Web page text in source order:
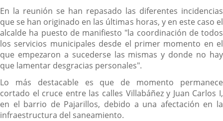
En la reunión se han repasado las diferentes incidencias
que se han originado en las últimas horas, y en este caso el
alcalde ha puesto de manifiesto "la coordinación de todos
los servicios municipales desde el primer momento en el
que empezaron a sucederse las mismas y donde no hay
que lamentar desgracias personales".
Lo más destacable es que de momento permanece
cortado el cruce entre las calles Villabáñez y Juan Carlos I,
en el barrio de Pajarillos, debido a una afectación en la
infraestructura del saneamiento.